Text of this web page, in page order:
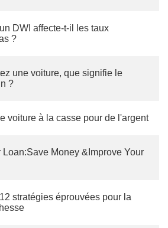
DWI affecte-t-il les taux
?
une voiture, que signifie le
?
voiture à la casse pour de l'argent
Loan:Save Money &Improve Your
stratégies éprouvées pour la